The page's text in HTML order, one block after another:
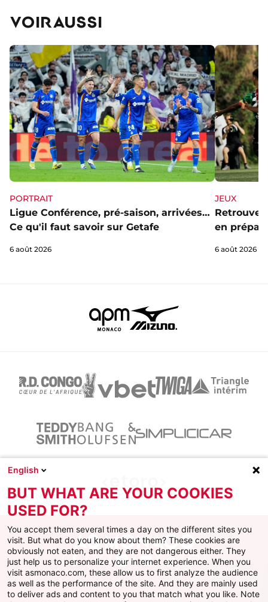
VOIR AUSSI
PORTRAIT
Ligue Conférence, pré-saison, arrivées…
Ce qu'il faut savoir sur Getafe
6 août 2026
JEUX
Retrouve
en prépa'
6 août 2026
Facebook
X Instagram
YoutubeTikTokTwitch
English
BUT WHAT ARE YOUR COOKIES
USED FOR?
You accept them several times a day on the different sites you
visit. But what do you know about them? These cookies are
obviously not eaten, and they are not dangerous either. They
just help us to personalize your internet experience. When you
visit asmonaco.com, these allow us to first analyze the audience
as well as the performance of the site. And they are mainly used
to deliver ads and content to you that match what you like. Note